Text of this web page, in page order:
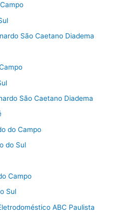
São Caetano Diadema
São Caetano Diadema
do Campo
do Sul
Campo
Sul
ABC Paulista